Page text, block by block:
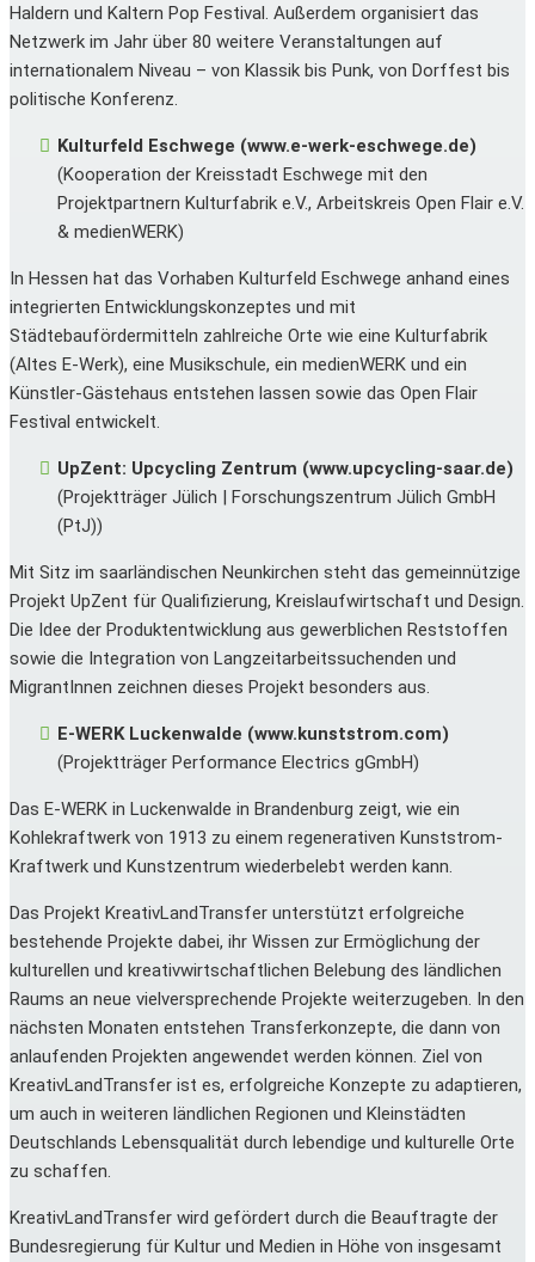
Haldern und Kaltern Pop Festival. Außerdem organisiert das
Netzwerk im Jahr über 80 weitere Veranstaltungen auf
internationalem Niveau – von Klassik bis Punk, von Dorffest bis
politische Konferenz.
Kulturfeld Eschwege (www.e-werk-eschwege.de)
(Kooperation der Kreisstadt Eschwege mit den
Projektpartnern Kulturfabrik e.V., Arbeitskreis Open Flair e.V.
& medienWERK)
In Hessen hat das Vorhaben Kulturfeld Eschwege anhand eines
integrierten Entwicklungskonzeptes und mit
Städtebaufördermitteln zahlreiche Orte wie eine Kulturfabrik
(Altes E-Werk), eine Musikschule, ein medienWERK und ein
Künstler-Gästehaus entstehen lassen sowie das Open Flair
Festival entwickelt.
UpZent: Upcycling Zentrum (www.upcycling-saar.de)
(Projektträger Jülich | Forschungszentrum Jülich GmbH
(PtJ))
Mit Sitz im saarländischen Neunkirchen steht das gemeinnützige
Projekt UpZent für Qualifizierung, Kreislaufwirtschaft und Design.
Die Idee der Produktentwicklung aus gewerblichen Reststoffen
sowie die Integration von Langzeitarbeitssuchenden und
MigrantInnen zeichnen dieses Projekt besonders aus.
E-WERK Luckenwalde (www.kunststrom.com)
(Projektträger Performance Electrics gGmbH)
Das E-WERK in Luckenwalde in Brandenburg zeigt, wie ein
Kohlekraftwerk von 1913 zu einem regenerativen Kunststrom-
Kraftwerk und Kunstzentrum wiederbelebt werden kann.
Das Projekt KreativLandTransfer unterstützt erfolgreiche
bestehende Projekte dabei, ihr Wissen zur Ermöglichung der
kulturellen und kreativwirtschaftlichen Belebung des ländlichen
Raums an neue vielversprechende Projekte weiterzugeben. In den
nächsten Monaten entstehen Transferkonzepte, die dann von
anlaufenden Projekten angewendet werden können. Ziel von
KreativLandTransfer ist es, erfolgreiche Konzepte zu adaptieren,
um auch in weiteren ländlichen Regionen und Kleinstädten
Deutschlands Lebensqualität durch lebendige und kulturelle Orte
zu schaffen.
KreativLandTransfer wird gefördert durch die Beauftragte der
Bundesregierung für Kultur und Medien in Höhe von insgesamt